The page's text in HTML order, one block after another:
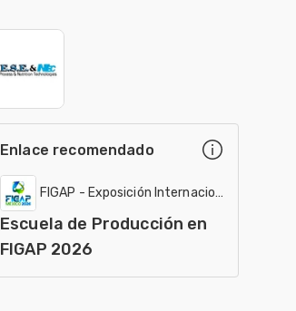
Enlace recomendado
FIGAP - Exposición Internacional
Escuela de Producción en
FIGAP 2026